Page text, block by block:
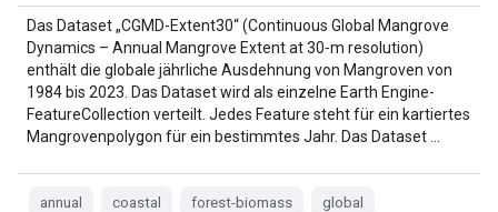
Das Dataset „CGMD-Extent30“ (Continuous Global Mangrove
Dynamics – Annual Mangrove Extent at 30‑m resolution)
enthält die globale jährliche Ausdehnung von Mangroven von
1984 bis 2023. Das Dataset wird als einzelne Earth Engine-
FeatureCollection verteilt. Jedes Feature steht für ein kartiertes
Mangrovenpolygon für ein bestimmtes Jahr. Das Dataset …
annual coastal forest-biomass global